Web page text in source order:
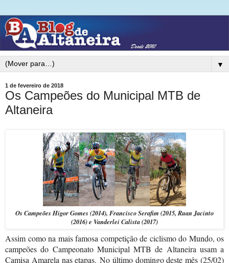
▼
1 de fevereiro de 2018
Os Campeões do Municipal MTB de
Altaneira
Os Campeões Higor Gomes (2014), Francisco Serafim (2015, Ruan Jacinto
(2016) e Vanderlei Calista (2017)
Assim como na mais famosa competição de ciclismo do Mundo, os
campeões do Campeonato Municipal MTB de Altaneira usam a
Camisa Amarela nas etapas.No último domingo deste mês (25/02)